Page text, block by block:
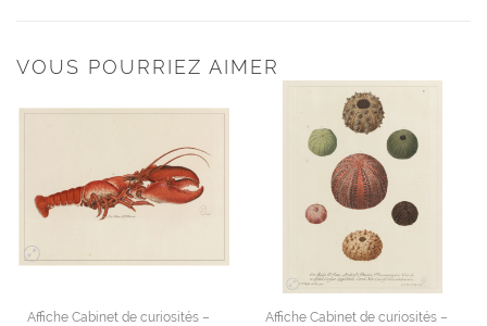
VOUS POURRIEZ AIMER
Affiche Cabinet de curiosités –
Affiche Cabinet de curiosités –